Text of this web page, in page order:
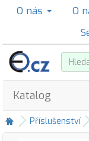
O nás O
Katalog
Příslušenství